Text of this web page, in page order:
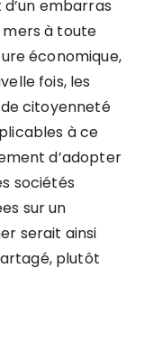
embarras
à toute
économique,
fois, les
citoyenneté
à ce
d’adopter
sociétés
sur un
serait ainsi
plutôt